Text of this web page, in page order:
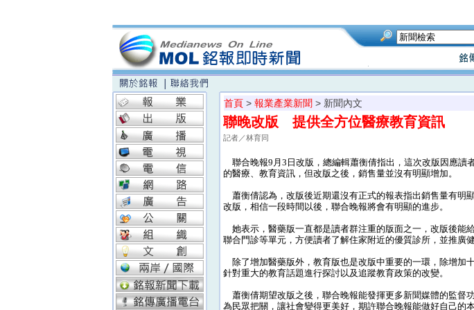
首頁 > 報業產業新聞 > 新聞內文
聯晚改版 提供全方位醫療教育資訊
記者／林育同
聯合晚報9月3日改版，總編輯蕭衡倩指出，這次改版因應讀
的醫療、教育資訊，但改版之後，銷售量並沒有明顯增加。
蕭衡倩認為，改版後近期還沒有正式的報表指出銷售量有明
改版，相信一段時間以後，聯合晚報將會有明顯的進步。
她表示，醫藥版一直都是讀者群注重的版面之一，改版後能
聯合門診等單元，方便讀者了解住家附近的優質診所，並推廣健
除了增加醫藥版外，教育版也是改版中重要的一環，除增加
針對重大的教育話題進行探討以及追蹤教育政策的改變。
蕭衡倩期望改版之後，聯合晚報能發揮更多新聞媒體的監督
為民眾把關，讓社會變得更美好，期許聯合晚報能做好自己的